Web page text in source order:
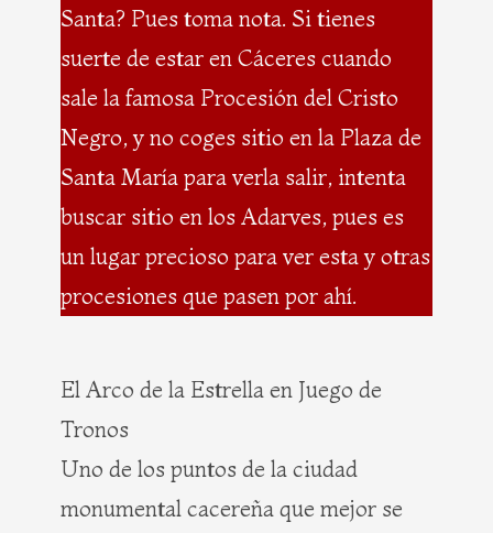
Santa? Pues toma nota. Si tienes
suerte de estar en Cáceres cuando
sale la famosa Procesión del Cristo
Negro, y no coges sitio en la Plaza de
Santa María para verla salir, intenta
buscar sitio en los Adarves, pues es
un lugar precioso para ver esta y otras
procesiones que pasen por ahí.
El Arco de la Estrella en Juego de
Tronos
Uno de los puntos de la ciudad
monumental cacereña que mejor se